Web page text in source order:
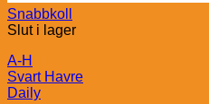
Snabbkoll
Slut i lager
A-H
Svart Havre
Daily